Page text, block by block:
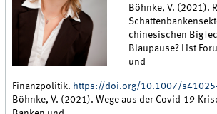
Böhnke, V. (2021).
chinesischen
Blaupause? List
und
Finanzpolitik. https://doi.org/10.1007/
Böhnke, V. (2021). Wege aus der Covid-19-